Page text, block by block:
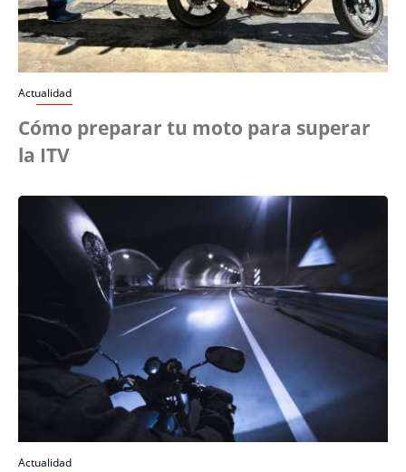
Actualidad
Cómo preparar tu moto para superar
la ITV
Actualidad